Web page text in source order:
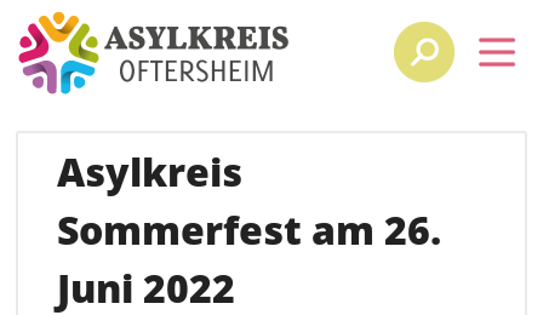
Asylkreis
Sommerfest am 26.
Juni 2022